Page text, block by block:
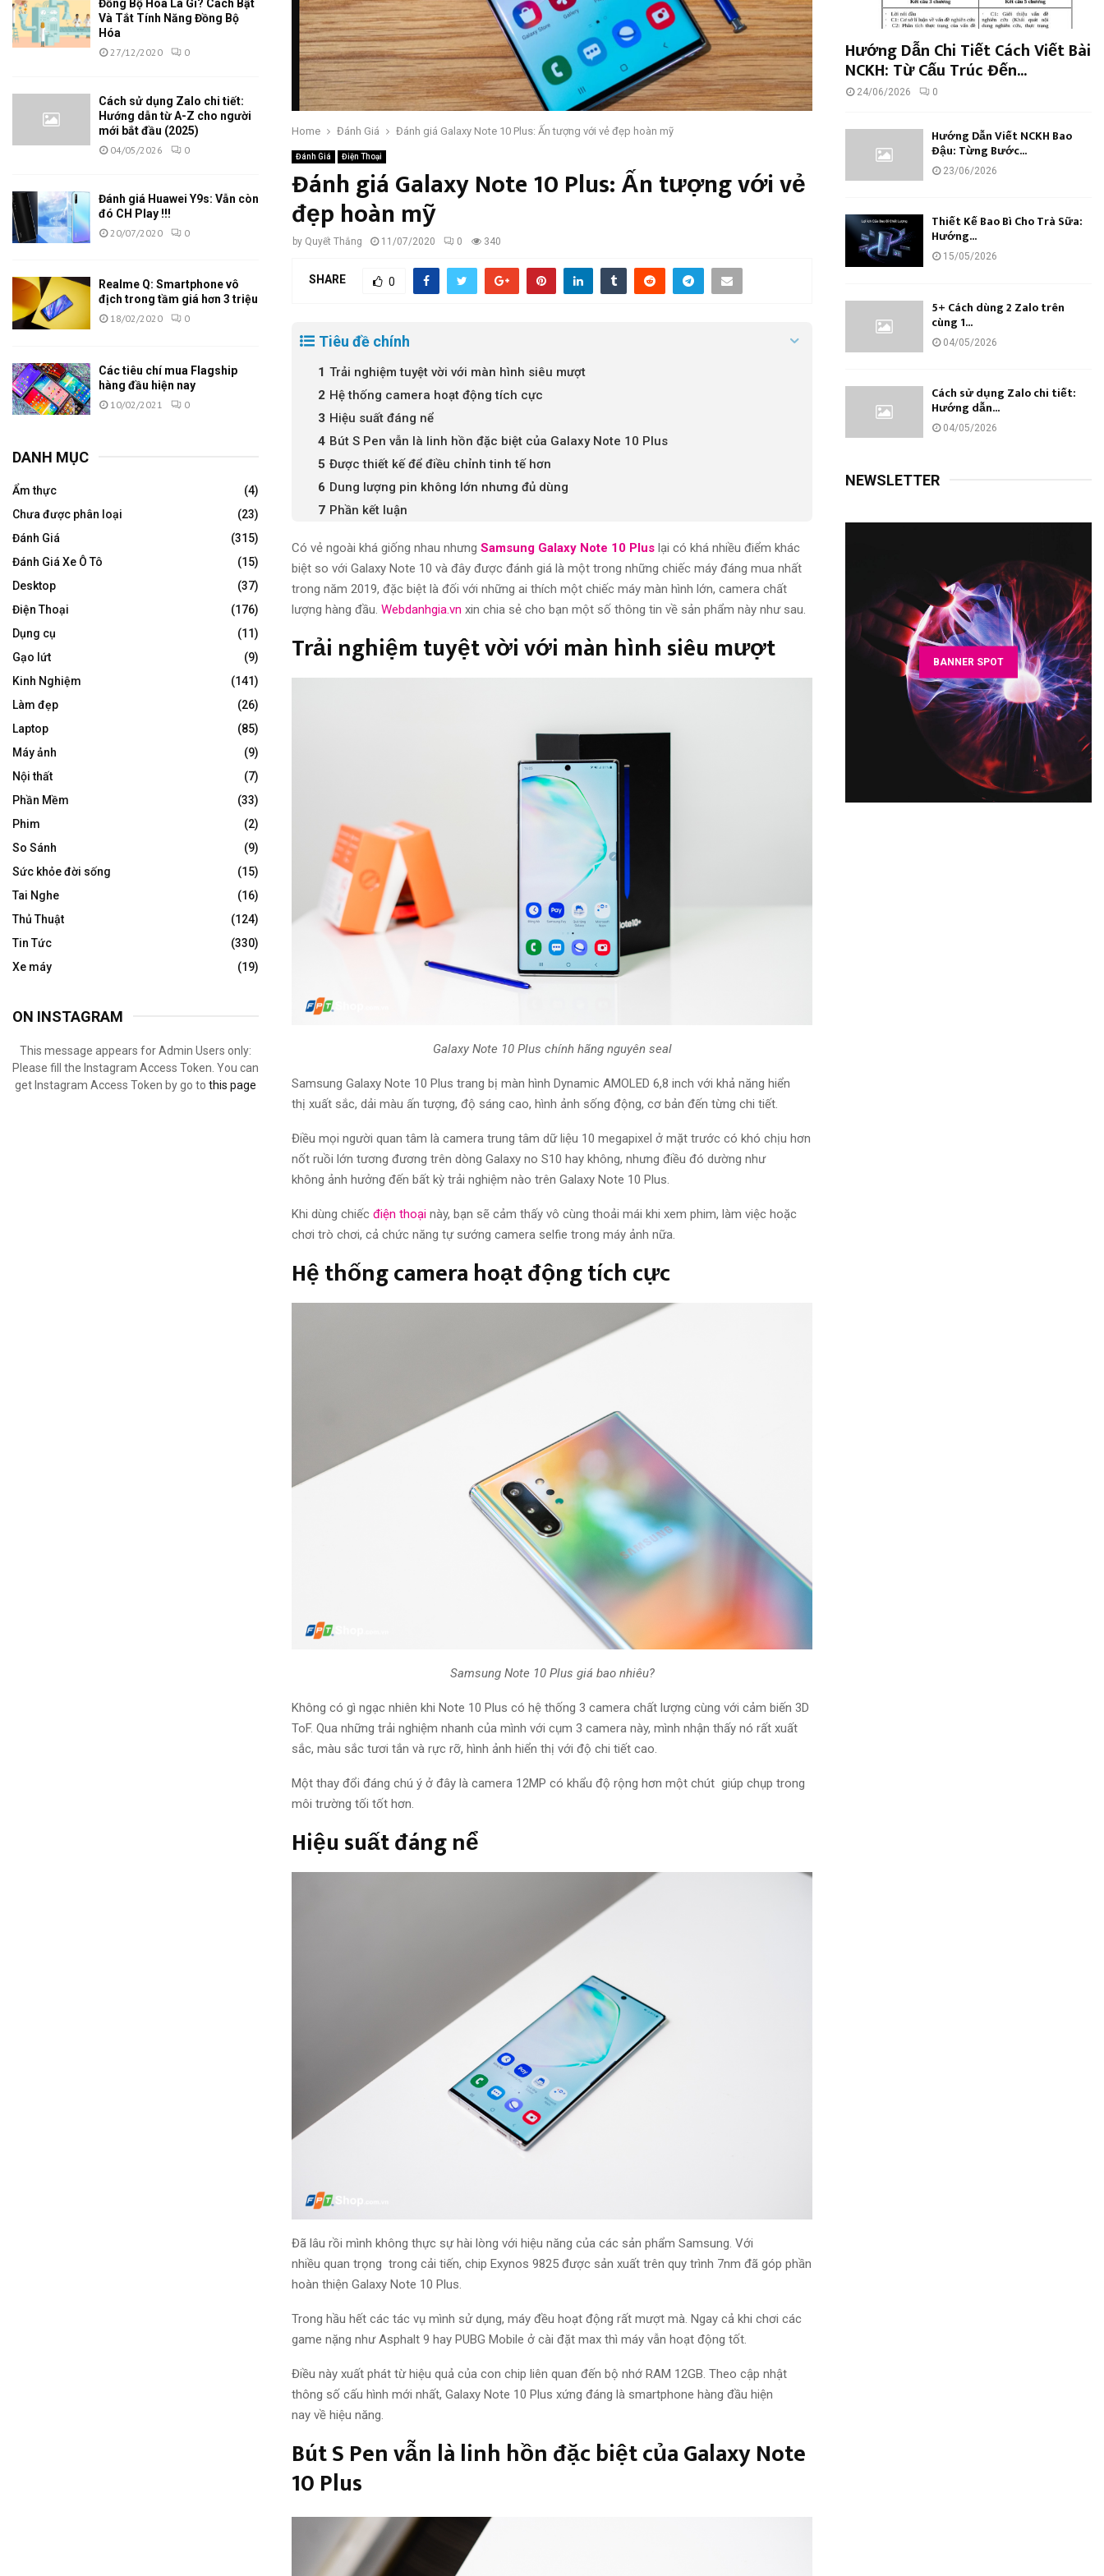
Home Đánh Giá Đánh giá Galaxy Note 10 Plus: Ấn tượng với vẻ đẹp hoàn mỹ
Đánh Giá Điện Thoại
Đánh giá Galaxy Note 10 Plus: Ấn tượng với vẻ
đẹp hoàn mỹ
by Quyết Thắng 11/07/2020 0 340
SHARE 0
Tiêu đề chính
Trải nghiệm tuyệt vời với màn hình siêu mượt
Hệ thống camera hoạt động tích cực
Hiệu suất đáng nể
Bút S Pen vẫn là linh hồn đặc biệt của Galaxy Note 10 Plus
Được thiết kế để điều chỉnh tinh tế hơn
Dung lượng pin không lớn nhưng đủ dùng
Phần kết luận
Có vẻ ngoài khá giống nhau nhưng Samsung Galaxy Note 10 Plus lại có khá nhiều điểm khác
biệt so với Galaxy Note 10 và đây được đánh giá là một trong những chiếc máy đáng mua nhất
trong năm 2019, đặc biệt là đối với những ai thích một chiếc máy màn hình lớn, camera chất
lượng hàng đầu. Webdanhgia.vn xin chia sẻ cho bạn một số thông tin về sản phẩm này như sau.
Trải nghiệm tuyệt vời với màn hìnhsiêu mượt
Galaxy Note 10 Plus chính hãng nguyên seal
Samsung Galaxy Note 10 Plus trang bị màn hình Dynamic AMOLED 6,8 inch với khả năng hiển
thị xuất sắc, dải màu ấn tượng, độ sáng cao, hình ảnh sống động, cơ bản đến từng chi tiết.
Điều mọi người quan tâm là camera trung tâm dữ liệu 10 megapixel ở mặt trước có khó chịu hơn
nốt ruồi lớn tương đương trên dòng Galaxy no S10 hay không, nhưng điều đó dường như
không ảnh hưởng đến bất kỳ trải nghiệm nào trên Galaxy Note 10 Plus.
Khi dùng chiếc điện thoại này, bạn sẽ cảm thấy vô cùng thoải mái khi xem phim, làm việc hoặc
chơi trò chơi, cả chức năng tự sướng camera selfie trong máy ảnh nữa.
Hệ thốngcamerahoạt độngtích cực
Samsung Note 10 Plus giá bao nhiêu?
Không có gì ngạc nhiên khi Note 10 Plus có hệ thống 3 camera chất lượng cùng với cảm biến 3D
ToF. Qua những trải nghiệm nhanh của mình với cụm 3 camera này, mình nhận thấy nó rất xuất
sắc, màu sắc tươi tắn và rực rỡ, hình ảnh hiển thị với độ chi tiết cao.
Một thay đổi đáng chú ý ở đây là camera 12MP có khẩu độ rộng hơn một chút giúp chụp trong
môi trường tối tốt hơn.
Hiệu suấtđáng nể
Đã lâu rồi mình không thực sựhài lòng với hiệu năng của các sản phẩm Samsung. Với
nhiều quan trọng trong cải tiến, chip Exynos 9825 được sản xuất trên quy trình 7nm đã góp phần
hoàn thiện Galaxy Note 10 Plus.
Trong hầu hết các tác vụ mình sử dụng, máy đều hoạt động rất mượt mà. Ngay cả khi chơi các
game nặng như Asphalt 9 hay PUBG Mobile ở cài đặt max thì máy vẫn hoạt động tốt.
Điều này xuất phát từ hiệu quả của con chip liên quan đến bộ nhớ RAM 12GB. Theo cập nhật
thông số cấu hình mới nhất, Galaxy Note 10 Plus xứng đáng là smartphone hàng đầu hiện
nay về hiệu năng.
Bút S Pen vẫn là linh hồn đặc biệt của Galaxy Note
10 Plus
Đồng Bộ Hóa Là Gì? Cách Bật
Và Tắt Tính Năng Đồng Bộ
Hóa
27/12/2020 0
Cách sử dụng Zalo chi tiết:
Hướng dẫn từ A-Z cho người
mới bắt đầu (2025)
04/05/2026 0
Đánh giá Huawei Y9s: Vẫn còn
đó CH Play !!!
20/07/2020 0
Realme Q: Smartphone vô
địch trong tầm giá hơn 3 triệu
18/02/2020 0
Các tiêu chí mua Flagship
hàng đầu hiện nay
10/02/2021 0
DANH MỤC
Ẩm thực
(4)
Chưa được phân loại
(23)
Đánh Giá
(315)
Đánh Giá Xe Ô Tô
(15)
Desktop
(37)
Điện Thoại
(176)
Dụng cụ
(11)
Gạo lứt
(9)
Kinh Nghiệm
(141)
Làm đẹp
(26)
Laptop
(85)
Máy ảnh
(9)
Nội thất
(7)
Phần Mềm
(33)
Phim
(2)
So Sánh
(9)
Sức khỏe đời sống
(15)
Tai Nghe
(16)
Thủ Thuật
(124)
Tin Tức
(330)
Xe máy
(19)
ON INSTAGRAM
This message appears for Admin Users only:
Please fill the Instagram Access Token. You can
get Instagram Access Token by go to this page
Hướng Dẫn Chi Tiết Cách Viết Bài
NCKH: Từ Cấu Trúc Đến...
24/06/2026 0
Hướng Dẫn Viết NCKH Bao
Đậu: Từng Bước...
23/06/2026
Thiết Kế Bao Bì Cho Trà Sữa:
Hướng...
15/05/2026
5+ Cách dùng 2 Zalo trên
cùng 1...
04/05/2026
Cách sử dụng Zalo chi tiết:
Hướng dẫn...
04/05/2026
NEWSLETTER
BANNER SPOT